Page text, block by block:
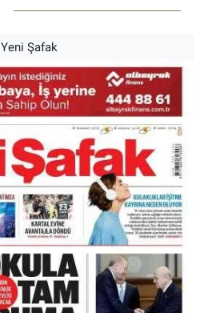
Yeni Şafak